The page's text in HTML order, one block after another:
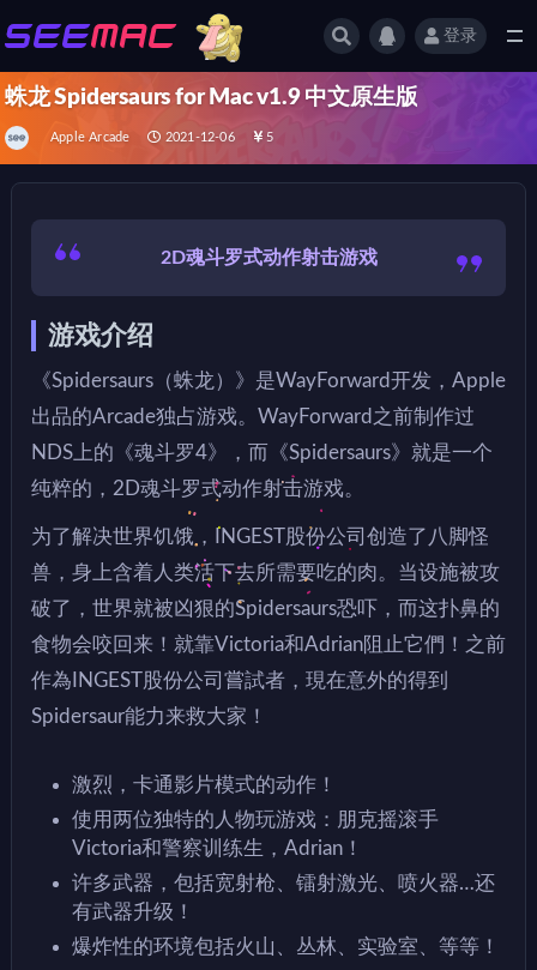
登录
蛛龙 Spidersaurs for Mac v1.9 中文原生版
Apple Arcade 2021-12-06 5
2D魂斗罗式动作射击游戏
游戏介绍
《Spidersaurs（蛛龙）》是WayForward开发，Apple
出品的Arcade独占游戏。WayForward之前制作过
NDS上的《魂斗罗4》，而《Spidersaurs》就是一个
纯粹的，2D魂斗罗式动作射击游戏。
为了解决世界饥饿，INGEST股份公司创造了八脚怪
兽，身上含着人类活下去所需要吃的肉。当设施被攻
破了，世界就被凶狠的Spidersaurs恐吓，而这扑鼻的
食物会咬回来！就靠Victoria和Adrian阻止它們！之前
作為INGEST股份公司嘗試者，現在意外的得到
Spidersaur能力来救大家！
激烈，卡通影片模式的动作！
使用两位独特的人物玩游戏：朋克摇滚手
Victoria和警察训练生，Adrian！
许多武器，包括宽射枪、镭射激光、喷火器…还
有武器升级！
爆炸性的环境包括火山、丛林、实验室、等等！